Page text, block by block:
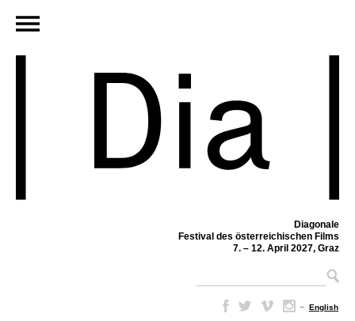
Diagonale
Festival des österreichischen Films
7. – 12. April 2027, Graz
– English